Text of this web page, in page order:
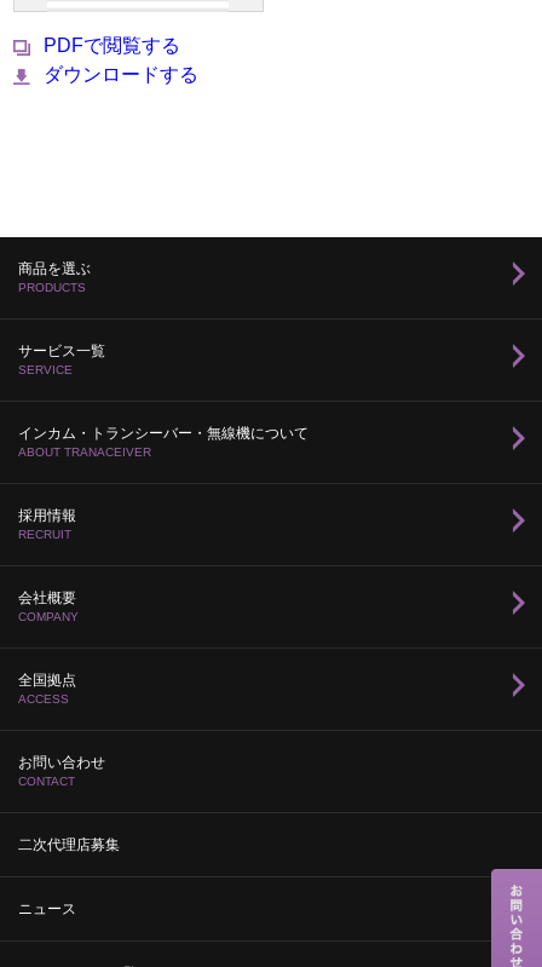
PDFで閲覧する
ダウンロードする
商品を選ぶ
PRODUCTS
サービス一覧
SERVICE
インカム・トランシーバー・無線機について
ABOUT TRANACEIVER
採用情報
RECRUIT
会社概要
COMPANY
全国拠点
ACCESS
お問い合わせ
CONTACT
二次代理店募集
ニュース